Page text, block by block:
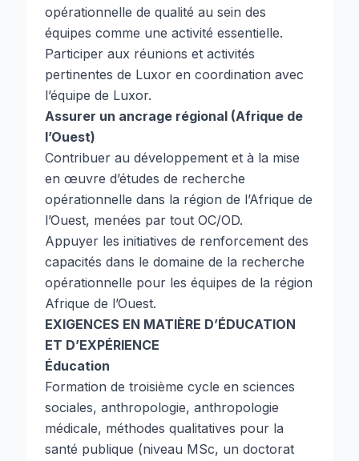
opérationnelle de qualité au sein des
équipes comme une activité essentielle.
Participer aux réunions et activités
pertinentes de Luxor en coordination avec
l’équipe de Luxor.
Assurer un ancrage régional (Afrique de
l’Ouest)
Contribuer au développement et à la mise
en œuvre d’études de recherche
opérationnelle dans la région de l’Afrique de
l’Ouest, menées par tout OC/OD.
Appuyer les initiatives de renforcement des
capacités dans le domaine de la recherche
opérationnelle pour les équipes de la région
Afrique de l’Ouest.
EXIGENCES EN MATIÈRE D’ÉDUCATION
ET D’EXPÉRIENCE
Éducation
Formation de troisième cycle en sciences
sociales, anthropologie, anthropologie
médicale, méthodes qualitatives pour la
santé publique (niveau MSc, un doctorat